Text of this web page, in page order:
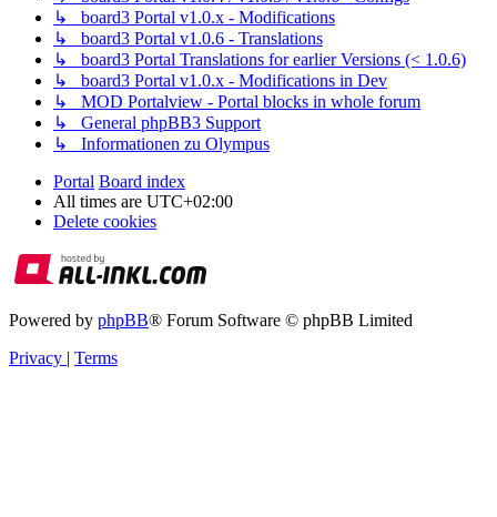
↳ board3 Portal v1.0.x - Modifications
↳ board3 Portal v1.0.6 - Translations
↳ board3 Portal Translations for earlier Versions (< 1.0.6)
↳ board3 Portal v1.0.x - Modifications in Dev
↳ MOD Portalview - Portal blocks in whole forum
↳ General phpBB3 Support
↳ Informationen zu Olympus
Portal Board index
All times are UTC+02:00
Delete cookies
Powered by phpBB® Forum Software © phpBB Limited
Privacy
Terms